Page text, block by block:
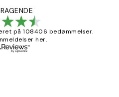
på 108406 bedømmelser.
her.